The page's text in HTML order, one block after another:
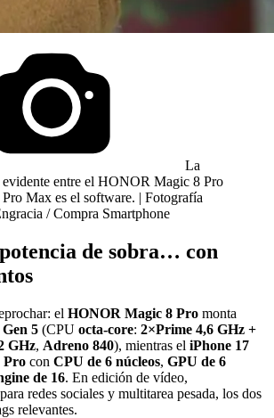
La
evidente entre el HONOR Magic 8 Pro
Max es el software. | Fotografía
/ Compra Smartphone
de sobra… con
el HONOR Magic 8 Pro monta
5 (CPU octa-core: 2×Prime 4,6 GHz +
GHz, Adreno 840), mientras el iPhone 17
Pro con CPU de 6 núcleos, GPU de 6
de 16. En edición de vídeo,
redes sociales y multitarea pesada, los dos
relevantes.